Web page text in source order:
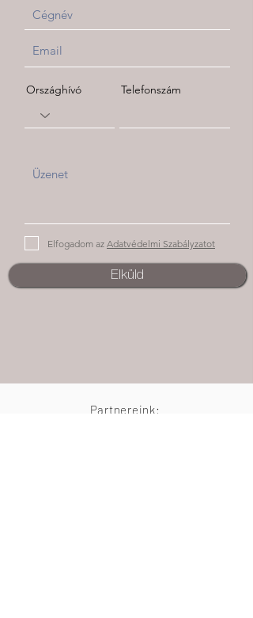
Országhívó Telefonszám
Elfogadom az Adatvédelmi Szabályzatot
Elküld
Partnereink: